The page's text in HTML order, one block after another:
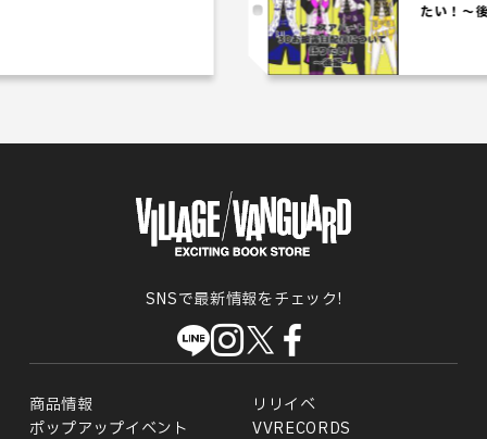
たい！～後編
SNSで最新情報をチェック!
商品情報
リリイベ
ポップアップイベント
VVRECORDS